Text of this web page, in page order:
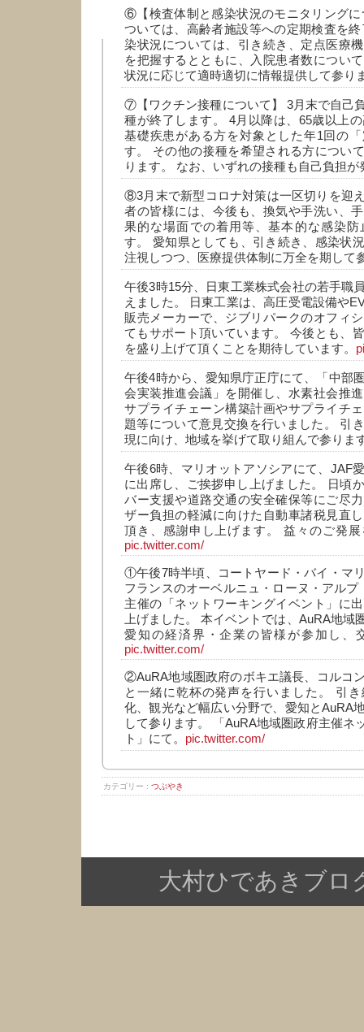
⑥【検査体制と感染状況のモニタリング
ついては、高齢者施設等への定期検査を
染状況については、引き続き、定点医療
を把握するとともに、入院患者数につい
状況に応じて適時適切に情報提供して参り
⑦【ワクチン接種について】 3月末で自己
種が終了します。 4月以降は、65歳以上
基礎疾患がある方を対象とした年1回の
す。 その他の接種を希望される方につい
ります。 なお、いずれの接種も自己負担が
⑧3月末で新型コロナ対策は一区切りを迎
者の皆様には、今後も、換気や手洗い、
果的な場面での着用等、基本的な感染
す。 愛知県としても、引き続き、感染状
注視しつつ、医療提供体制に万全を期して
午後3時15分、日東工業株式会社の若手職
えました。 日東工業は、高圧受電設備や
販売メーカーで、ジブリパークのオフィ
てもサポート頂いています。 今後とも、
を盛り上げて頂くことを期待しています。
午後4時から、愛知県庁正庁にて、「中部
会実装推進会議」を開催し、水素社会推
サプライチェーン構築計画やサプライチ
題等について意見交換を行いました。 引
現に向け、地域を挙げて取り組んで参りま
午後6時、マリオットアソシアにて、JAF
に出席し、ご挨拶申し上げました。 日頃
バー支援や道路交通の安全確保等にご尽
ザー負担の軽減に向けた自動車諸税見直
頂き、感謝申し上げます。 益々のご発
pic.twitter.com/
①午後7時半頃、コートヤード・バイ・マ
フランスのオーベルニュ・ローヌ・アルプ
主催の「ネットワーキングイベント」に
上げました。 本イベントでは、AuRA地域
愛知の経済界・企業の皆様が参加し、
pic.twitter.com/
②AuRA地域圏政府のボキエ議長、コルコ
と一緒に乾杯の発声を行いました。 引
化、観光など幅広い分野で、愛知とAuRA
して参ります。 「AuRA地域圏政府主催ネ
ト」にて。 pic.twitter.com/
カテゴリー : つぶやき
大村ひであきブロ